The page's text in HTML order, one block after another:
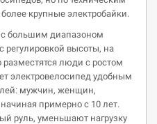
крупные электробайки.
большим диапазоном
регулировкой высоты, на
люди с ростом
электровелосипед удобным
мужчин, женщин,
примерно с 10 лет.
руль, уменьшают нагрузку